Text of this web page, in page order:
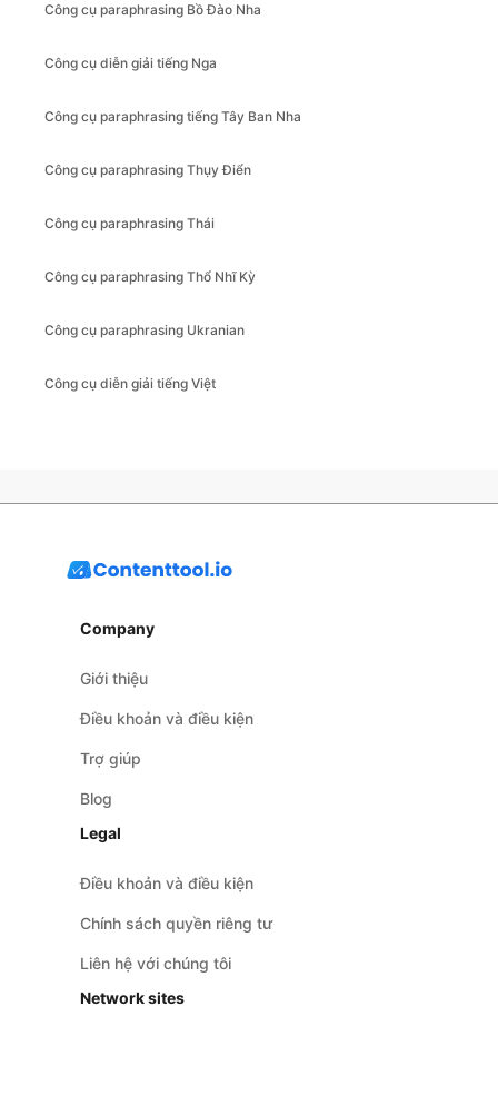
Công cụ paraphrasing Bồ Đào Nha
Công cụ diễn giải tiếng Nga
Công cụ paraphrasing tiếng Tây Ban Nha
Công cụ paraphrasing Thụy Điển
Công cụ paraphrasing Thái
Công cụ paraphrasing Thổ Nhĩ Kỳ
Công cụ paraphrasing Ukranian
Công cụ diễn giải tiếng Việt
Company
Giới thiệu
Điều khoản và điều kiện
Trợ giúp
Blog
Legal
Điều khoản và điều kiện
Chính sách quyền riêng tư
Liên hệ với chúng tôi
Network sites